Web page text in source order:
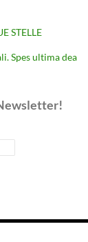
STELLE
Spes ultima dea